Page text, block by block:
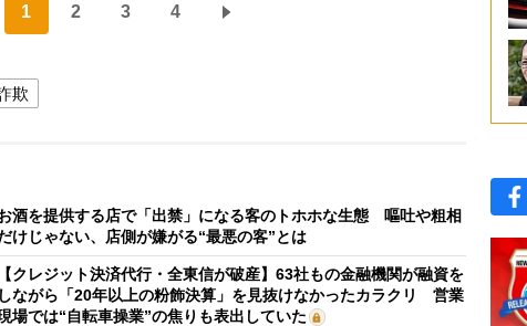
1 2 3 4
欺
酒を提供する店で「出禁」になる客のトホホな生態 嘔吐や粗相
けじゃない、店側が嫌がる“最悪の客”とは
【クレジット決済代行・全東信が破産】63社もの金融機関が融資を
しながら「20年以上の粉飾決算」を見抜けなかったカラクリ 営業
場では“自転車操業”の焦りも表出していた